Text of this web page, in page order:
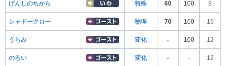
げんしのちから 特殊 60 100 8
シャドークロー 物理 70 100 16
うらみ 変化 - 100 12
のろい 変化 - - 12